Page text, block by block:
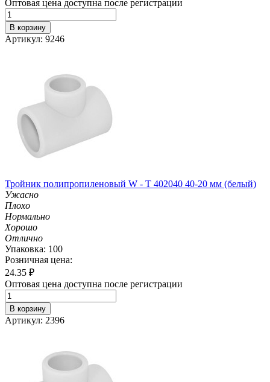
Оптовая цена доступна после регистрации
В корзину
Артикул: 9246
Тройник полипропиленовый W - T 402040 40-20 мм (белый)
Ужасно
Плохо
Нормально
Хорошо
Отлично
Упаковка: 100
Розничная цена:
24.35 ₽
Оптовая цена доступна после регистрации
В корзину
Артикул: 2396